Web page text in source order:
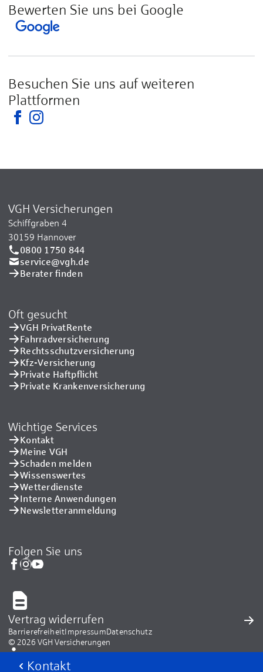
Kontakt
Bewerten Sie uns bei Google
Besuchen Sie uns auf weiteren
Plattformen
VGH Versicherungen
Schiffgraben 4
30159 Hannover
0800 1750 844
service@vgh.de
Berater finden
Oft gesucht
VGH PrivatRente
Fahrradversicherung
Rechtsschutzversicherung
Kfz-Versicherung
Private Haftpflicht
Private Kranken­versicherung
Wichtige Services
Kontakt
Meine VGH
Schaden melden
Wissenswertes
Wetterdienste
Interne Anwendungen
Newsletteranmeldung
Folgen Sie uns
Vertrag widerrufen
BarrierefreiheitImpressumDatenschutz
© 2026 VGH Versicherungen